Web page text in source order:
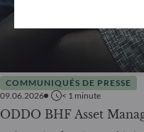
COMMUNIQUÉS DE PRESSE
09.06.2026
< 1 minute
ODDO BHF Asset